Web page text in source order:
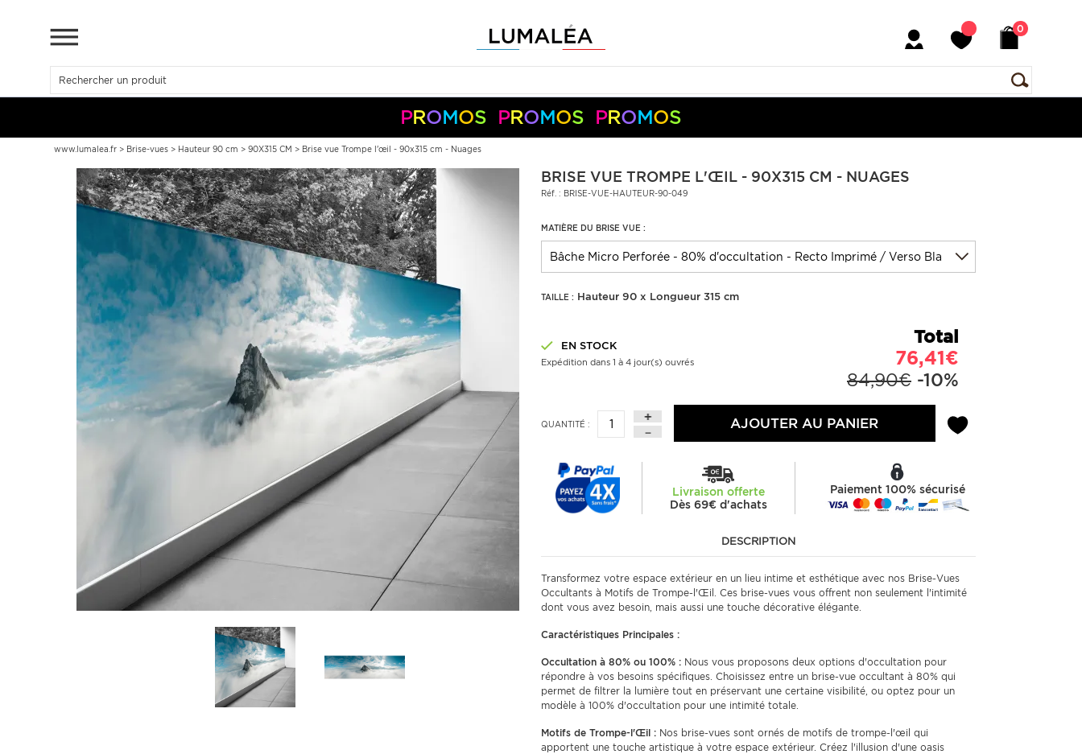
0
PROMOS PROMOS PROMOS
-5% + 50€ S05050
-10% + 150€ S10150
PayPal
www.lumalea.fr > Brise-vues > Hauteur 90 cm >90X315 CM > Brise vue Trompe l'œil - 90x315 cm - Nuages
BRISE VUE TROMPE L'ŒIL - 90X315 CM - NUAGES
Réf. : BRISE-VUE-HAUTEUR-90-049
MATIÈRE DU BRISE VUE :
TAILLE : Hauteur 90 x Longueur 315 cm
EN STOCK
Expédition dans 1 à 4 jour(s) ouvrés
Total
76,41€
84,90€ -10%
QUANTITÉ : AJOUTER AU PANIER
Livraison offerte
Dès 69€ d'achats
Paiement 100% sécurisé
DESCRIPTION
Transformez votre espace extérieur en un lieu intime et esthétique avec nos Brise-Vues
Occultants à Motifs de Trompe-l'Œil. Ces brise-vues vous offrent non seulement l'intimité
dont vous avez besoin, mais aussi une touche décorative élégante.
Caractéristiques Principales :
Occultation à 80% ou 100% : Nous vous proposons deux options d'occultation pour
répondre à vos besoins spécifiques. Choisissez entre un brise-vue occultant à 80% qui
permet de filtrer la lumière tout en préservant une certaine visibilité, ou optez pour un
modèle à 100% d'occultation pour une intimité totale.
Motifs de Trompe-l'Œil : Nos brise-vues sont ornés de motifs de trompe-l'œil qui
apportent une touche artistique à votre espace extérieur. Créez l'illusion d'une oasis